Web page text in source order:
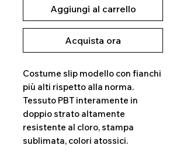
Aggiungi al carrello
Acquista ora
Costume slip modello con fianchi
più alti rispetto alla norma.
Tessuto PBT interamente in
doppio strato altamente
resistente al cloro, stampa
sublimata, colori atossici.